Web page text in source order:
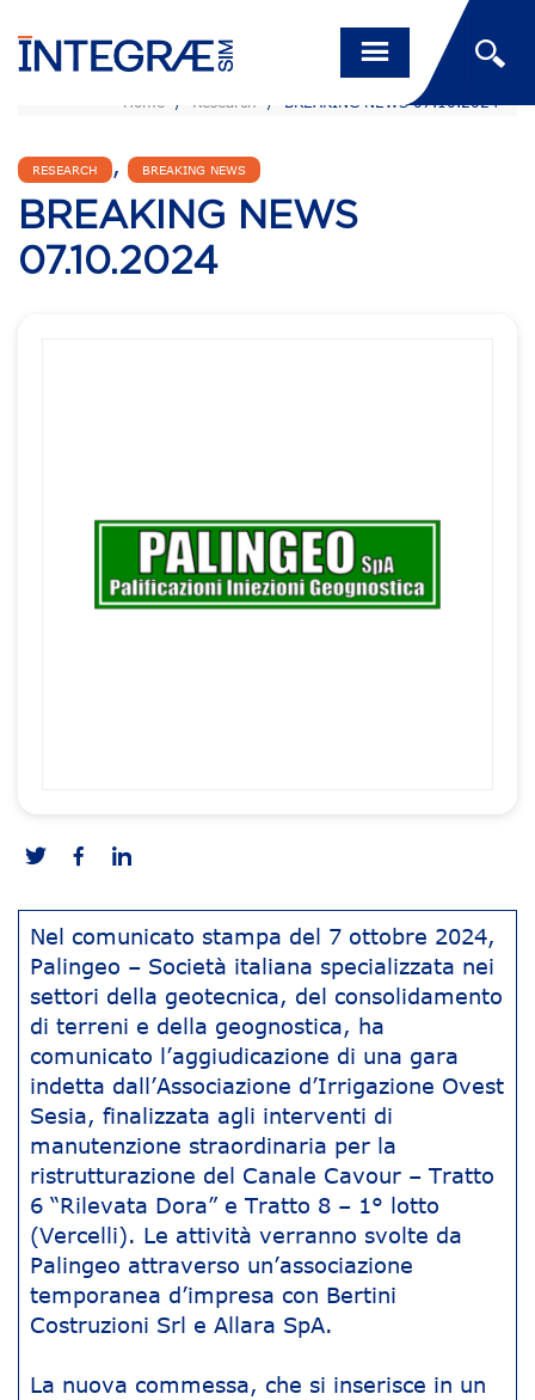
Home / Research / BREAKING NEWS 07.10.2024
RESEARCH , BREAKING NEWS
BREAKING NEWS
07.10.2024
Nel comunicato stampa del 7 ottobre 2024,
Palingeo – Società italiana specializzata nei
settori della geotecnica, del consolidamento
di terreni e della geognostica, ha
comunicato l’aggiudicazione di una gara
indetta dall’Associazione d’Irrigazione Ovest
Sesia, finalizzata agli interventi di
manutenzione straordinaria per la
ristrutturazione del Canale Cavour – Tratto
6 “Rilevata Dora” e Tratto 8 – 1° lotto
(Vercelli). Le attività verranno svolte da
Palingeo attraverso un’associazione
temporanea d’impresa con Bertini
Costruzioni Srl e Allara SpA.
La nuova commessa, che si inserisce in un